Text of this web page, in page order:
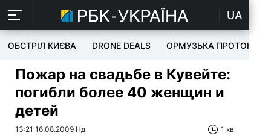
UA
ОБСТРІЛ КИЄВА DRONE DEALS ОРМУЗЬКА ПРОТОКА
Пожар на свадьбе в Кувейте:
погибли более 40 женщин и
детей
13:21 16.08.2009 Нд 1 хв